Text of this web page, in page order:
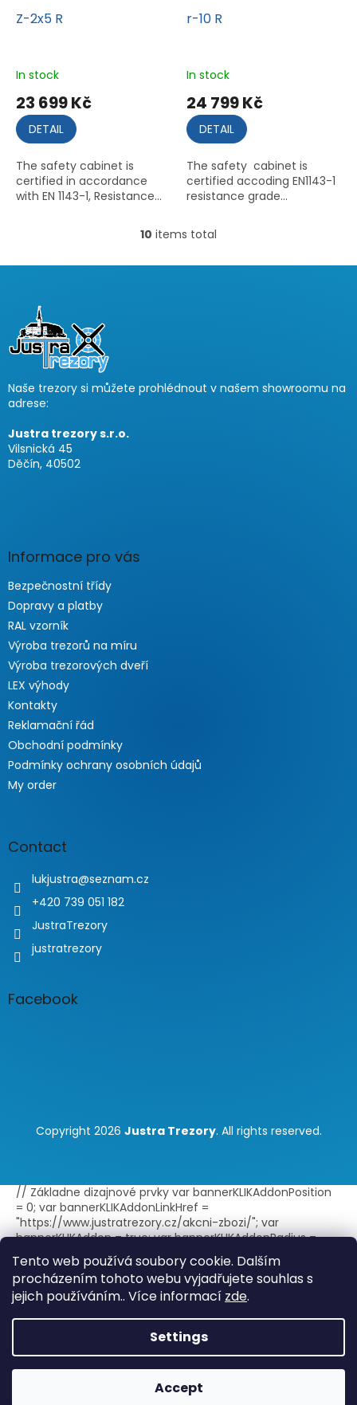
Tento web používá soubory cookie. Dalším
procházením tohoto webu vyjadřujete souhlas s
jejich používáním.. Více informací zde.
Settings
Accept
Z-2x5 R
In stock
23 699 Kč
DETAIL
The safety cabinet is
certified in accordance
with EN 1143-1, Resistance...
r-10 R
In stock
24 799 Kč
DETAIL
The safety cabinet is
certified accoding EN1143-1
resistance grade...
L
s
t
10 items total
Naše trezory si můžete prohlédnout v našem showroomu na
adrese:
Justra trezory s.r.o.
Vilsnická 45
Děčín, 40502
Informace pro vás
Bezpečnostní třídy
Dopravy a platby
RAL vzorník
Výroba trezorů na míru
Výroba trezorových dveří
LEX výhody
Kontakty
Reklamační řád
Obchodní podmínky
Podmínky ochrany osobních údajů
My order
Contact
lukjustra@seznam.cz
+420 739 051 182
JustraTrezory
justratrezory
Facebook
Copyright 2026 Justra Trezory. All rights reserved.
// Základne dizajnové prvky var bannerKLIKAddonPosition
= 0; var bannerKLIKAddonLinkHref =
"https://www.justratrezory.cz/akcni-zbozi/"; var
bannerKLIKAddon = true; var bannerKLIKAddonRadius =
false; var bannerKLIKAddonBorder = true; var
bannerKLIKAddonLink = true; var
bannerKLIKAddonLinkExternal = true; // Text doplnku -
jeden jazyk var bannerKLIKAddonTitle = "Akce"; var
var bannerKLIKAddonTitleLang =
{sk:"Akcia",cs:"Akce",en:"Discount"}; // Štýl zobrazenia var
bannerKLIKAddonIconImage = ""; var
bannerKLIKAddonBGImage = ""; var bannerKLIKAddonIcon =
true; var bannerKLIKAddonBG = true; var